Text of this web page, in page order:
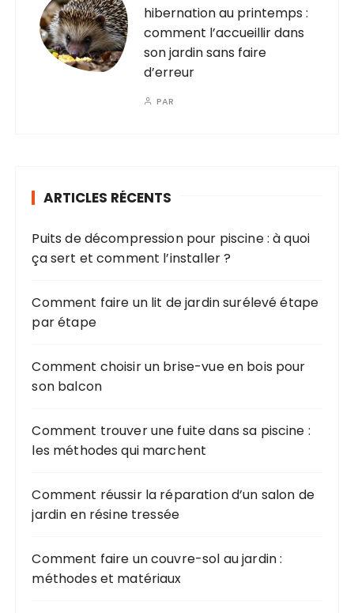
hibernation au printemps :
comment l’accueillir dans
son jardin sans faire
d’erreur
PAR
ARTICLES RÉCENTS
Puits de décompression pour piscine : à quoi
ça sert et comment l’installer ?
Comment faire un lit de jardin surélevé étape
par étape
Comment choisir un brise-vue en bois pour
son balcon
Comment trouver une fuite dans sa piscine :
les méthodes qui marchent
Comment réussir la réparation d’un salon de
jardin en résine tressée
Comment faire un couvre-sol au jardin :
méthodes et matériaux